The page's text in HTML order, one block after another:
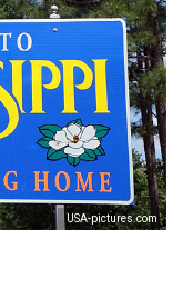
USA-pictures.com